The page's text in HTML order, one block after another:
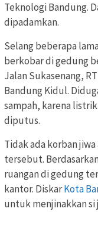
Teknologi Bandung.
dipadamkan.
Selang beberapa
berkobar di gedung
Jalan Sukasenang,
Bandung Kidul.
sampah, karena
diputus.
Tidak ada korban
tersebut.
ruangan di gedung
kantor. DiskarKota
untuk menjinakkan si